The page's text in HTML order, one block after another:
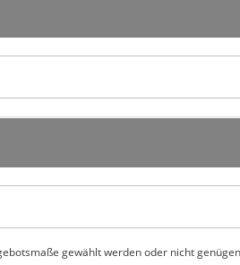
gewählt werden oder nicht